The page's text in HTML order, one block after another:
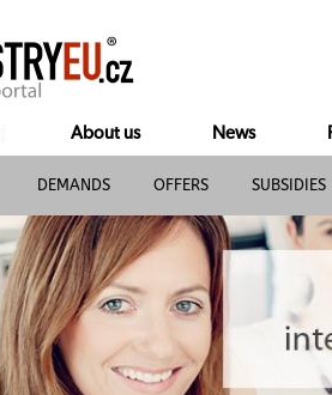
About us News
DEMANDS OFFERS SUBSIDIES